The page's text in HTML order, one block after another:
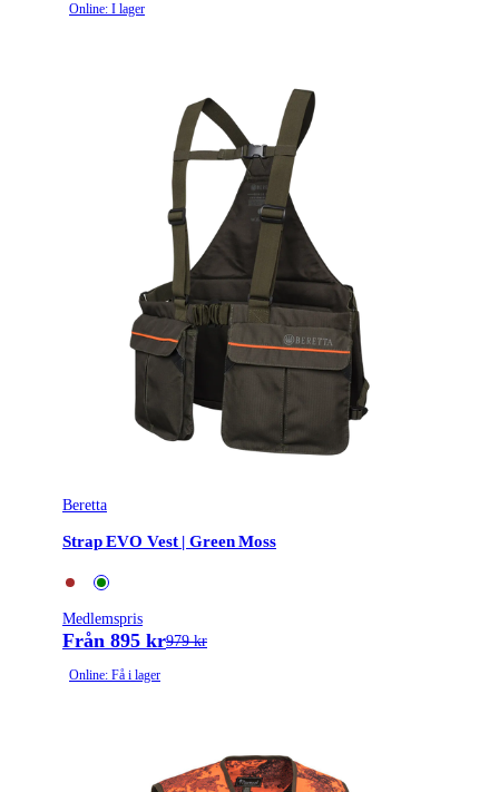
Online: I lager
Beretta
Strap EVO Vest | Green Moss
Medlemspris
Från 895 kr979 kr
Online: Få i lager